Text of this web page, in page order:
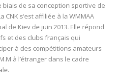
de sa conception sportive de
CNK s’est affiliée à la WMMAA
de Kiev de juin 2013. Elle répond
et des clubs français qui
à des compétitions amateurs
à l’étranger dans le cadre